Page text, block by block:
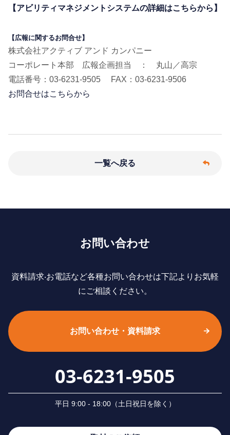
【アビリティマネジメントシステムの詳細はこちらから】
【広報に関するお問合せ】
株式会社アクティブ アンド カンパニー
コーポレート本部 広報企画担当 ： 丸山／高宗
電話番号：03-6231-9505 FAX：03-6231-9506
お問合せはこちらから
一覧へ戻る
お問い合わせ
資料請求‧お電話など各種お問い合わせは下記よりお気軽
にご相談ください。
お問い合わせ・資料請求
03-6231-9505
平⽇ 9:00 - 18:00（⼟⽇祝⽇を除く）